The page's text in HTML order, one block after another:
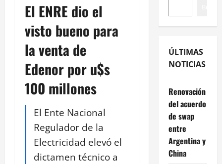
El ENRE dio el
visto bueno para
la venta de
Edenor por u$s
100 millones
El Ente Nacional
Regulador de la
Electricidad elevó el
dictamen técnico a
ÚLTIMAS
NOTICIAS
Renovación
del acuerdo
de swap
entre
Argentina y
China